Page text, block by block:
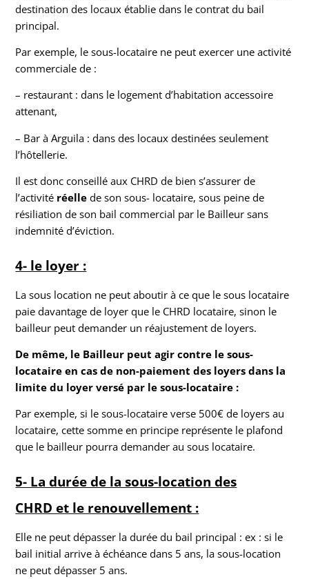
destination des locaux établie dans le contrat du bail
principal.
Par exemple, le sous-locataire ne peut exercer une activité
commerciale de :
– restaurant : dans le logement d’habitation accessoire
attenant,
– Bar à Arguila : dans des locaux destinées seulement
l’hôtellerie.
Il est donc conseillé aux CHRD de bien s’assurer de
l’activité réellede son sous- locataire, sous peine de
résiliation de son bail commercial par le Bailleur sans
indemnité d’éviction.
4- le loyer :
La sous location ne peut aboutir à ce que le sous locataire
paie davantage de loyer que le CHRD locataire, sinon le
bailleur peut demander un réajustement de loyers.
De même, le Bailleur peut agir contre le sous-
locataire en cas de non-paiement des loyers dans la
limite du loyer versé par le sous-locataire :
Par exemple, si le sous-locataire verse 500€ de loyers au
locataire, cette somme en principe représente le plafond
que le bailleur pourra demander au sous locataire.
5- La durée de la sous-location des
CHRD et le renouvellement :
Elle ne peut dépasser la durée du bail principal : ex : si le
bail initial arrive à échéance dans 5 ans, la sous-location
ne peut dépasser 5 ans.